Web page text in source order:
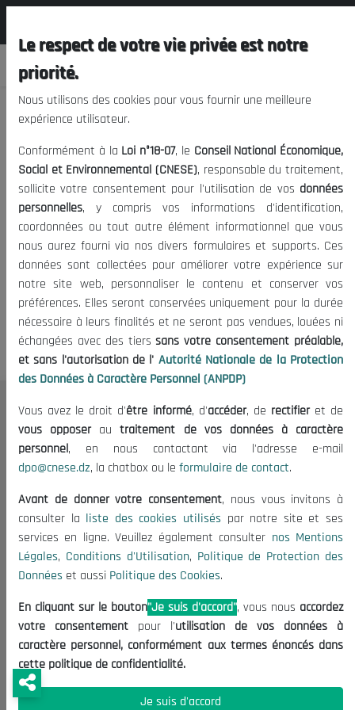
l' Afrique centrale (CEEAC)
Date de publication: 26/01/2022 | Tags: Afrique | Visites:
1641
CEEAC (Communauté économique des états de l'
Afrique centrale).
Le CNESE
A Propos
Le président
Organisation
Publications
Informations utiles
Appels d'offres et Consultations
Mentions Légales
Conditions d'Utilisation
Politique de Protection des Données
Politique des Cookies
Le respect de votre vie privée est notre
priorité.
Nous utilisons des cookies pour vous fournir une meilleure
expérience utilisateur.
Conformément à la Loi n°18-07, le Conseil National Économique,
Social et Environnemental (CNESE), responsable du traitement,
sollicite votre consentement pour l'utilisation de vos données
personnelles, y compris vos informations d'identification,
coordonnées ou tout autre élément informationnel que vous
nous aurez fourni via nos divers formulaires et supports. Ces
données sont collectées pour améliorer votre expérience sur
notre site web, personnaliser le contenu et conserver vos
préférences. Elles seront conservées uniquement pour la durée
nécessaire à leurs finalités et ne seront pas vendues, louées ni
échangées avec des tierssans votre consentement préalable,
et sans l'autorisation de l' Autorité Nationale de la Protection
des Données à Caractère Personnel (ANPDP)
Vous avez le droit d'être informé, d'accéder, de rectifieret de
vous opposerautraitement de vos données à caractère
personnel, en nous contactant via l'adresse e-mail
dpo@cnese.dz, la chatbox ou le formulaire de contact.
Avant de donner votre consentement, nous vous invitons à
consulter la liste des cookies utilisés par notre site et ses
services en ligne. Veuillez également consulter nos Mentions
Légales, Conditions d'Utilisation, Politique de Protection des
Données et aussi Politique des Cookies.
En cliquant sur le bouton"Je suis d'accord", vous nous accordez
votre consentement pour l'utilisation de vos données à
caractère personnel, conformément aux termes énoncés dans
cette politique de confidentialité.
Je suis d'accord